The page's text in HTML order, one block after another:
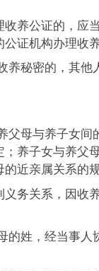
养公证的，应
证机构办理收
养秘密的，其他
父母与养子女间
养子女与养父
近亲属关系的
务关系，因收
的姓，经当事人